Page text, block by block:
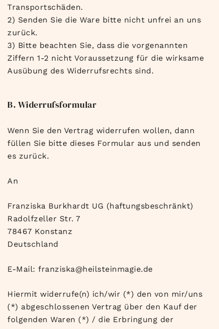
Transportschäden.
2) Senden Sie die Ware bitte nicht unfrei an uns
zurück.
3) Bitte beachten Sie, dass die vorgenannten
Ziffern 1-2 nicht Voraussetzung für die wirksame
Ausübung des Widerrufsrechts sind.
B. Widerrufsformular
Wenn Sie den Vertrag widerrufen wollen, dann
füllen Sie bitte dieses Formular aus und senden
es zurück.
An
Franziska Burkhardt UG (haftungsbeschränkt)
Radolfzeller Str. 7
78467 Konstanz
Deutschland
E-Mail: franziska@heilsteinmagie.de
Hiermit widerrufe(n) ich/wir (*) den von mir/uns
(*) abgeschlossenen Vertrag über den Kauf der
folgenden Waren (*) / die Erbringung der